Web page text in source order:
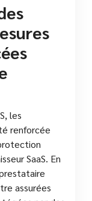
les
renforcée
SaaS. En
assurées